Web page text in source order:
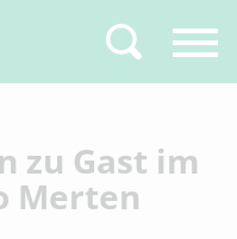
or more
for results.
zu Gast im
Merten